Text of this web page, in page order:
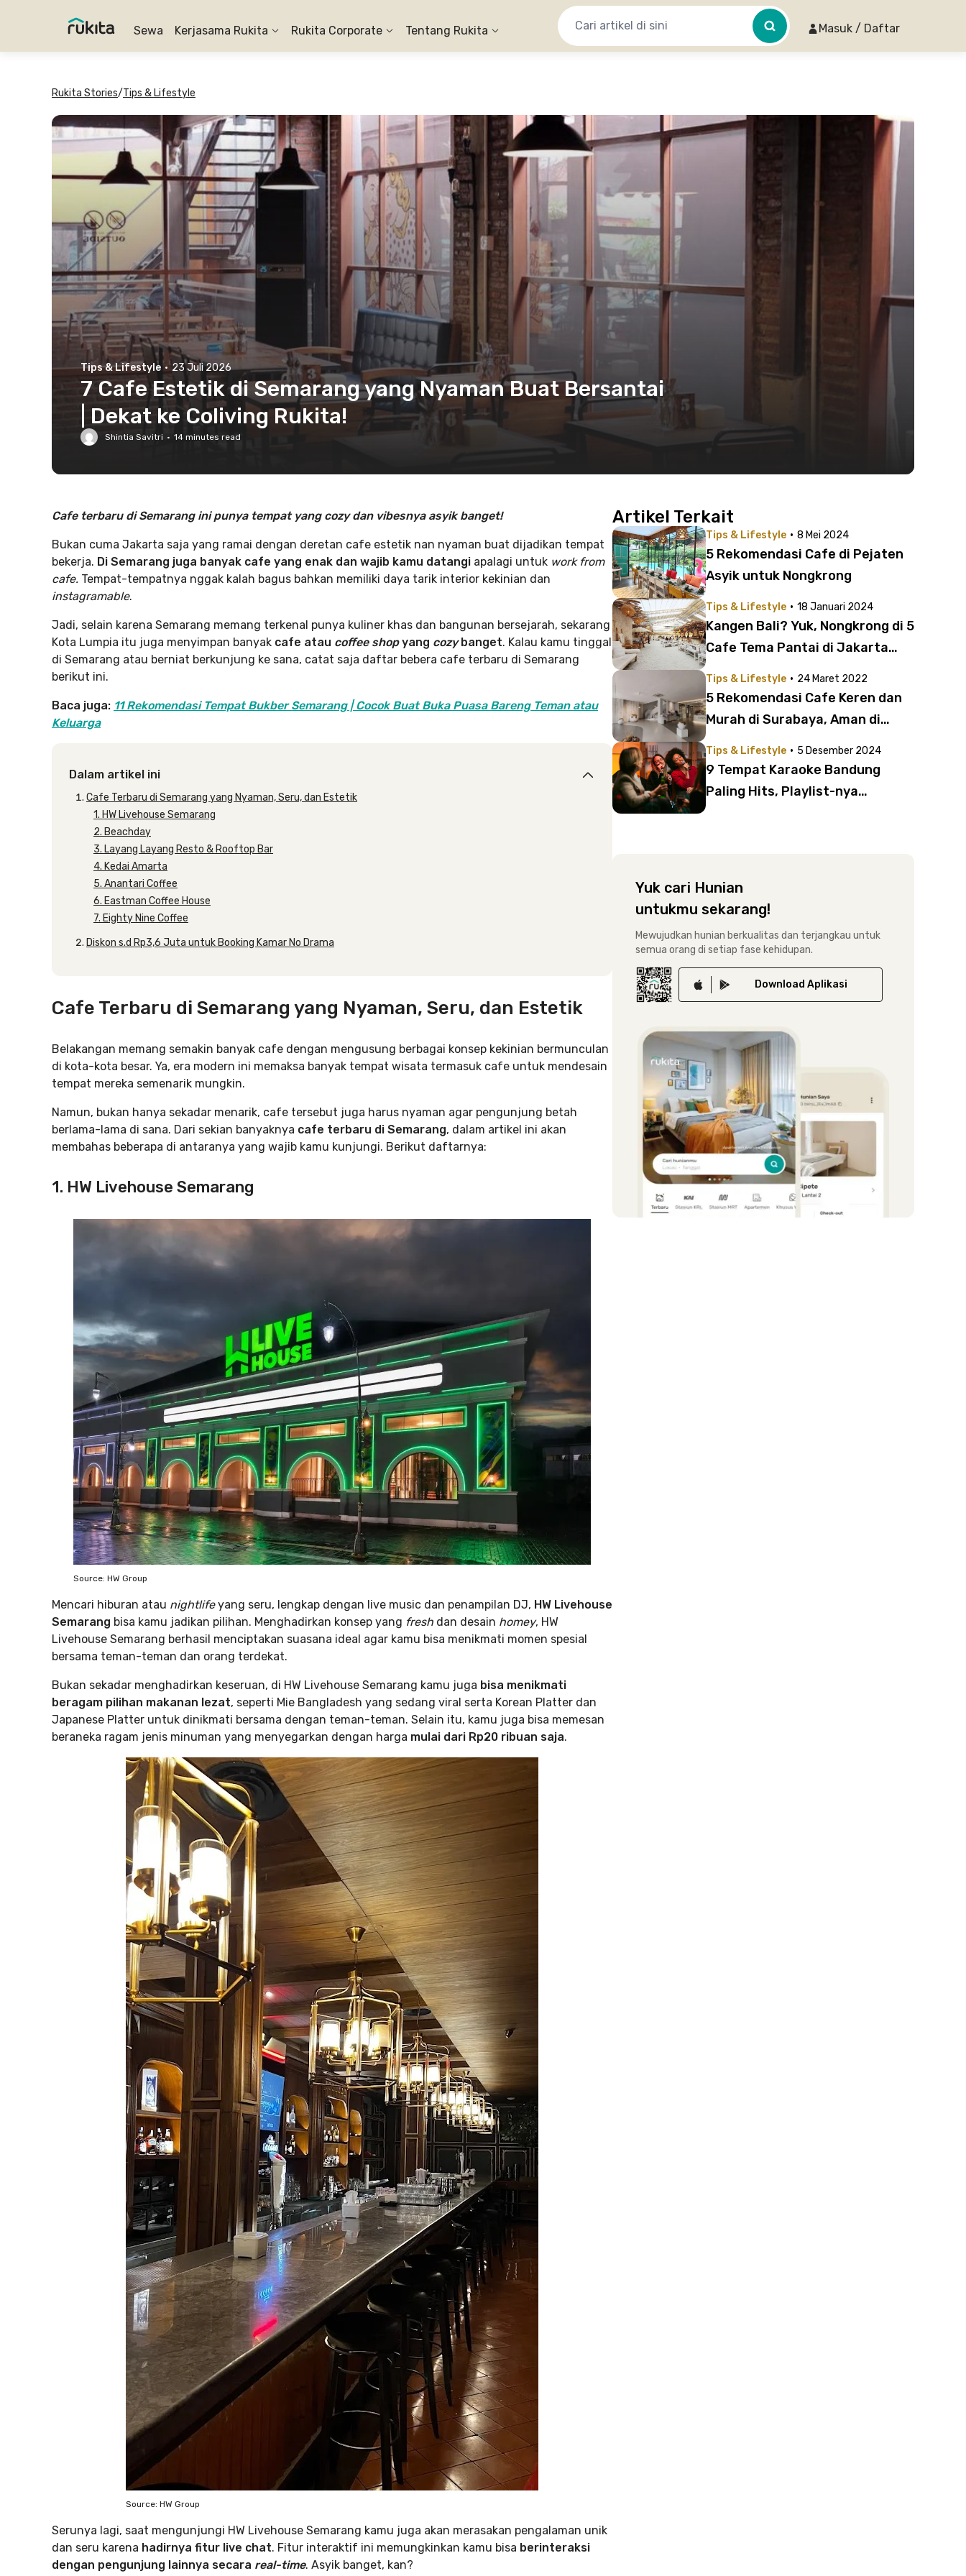
Sewa Kerjasama Rukita Rukita Corporate Tentang Rukita Masuk / Daftar
Rukita Stories/Tips & Lifestyle
Tips & Lifestyle · 23 Juli 2026
7 Cafe Estetik di Semarang yang Nyaman Buat Bersantai
| Dekat ke Coliving Rukita!
Shintia Savitri · 14 minutes read
Cafe terbaru di Semarang ini punya tempat yang cozy dan vibesnya asyik banget!
Bukan cuma Jakarta saja yang ramai dengan deretan cafe estetik nan nyaman buat dijadikan tempat
bekerja. Di Semarang juga banyak cafe yang enak dan wajib kamu datangi apalagi untuk work from
cafe. Tempat-tempatnya nggak kalah bagus bahkan memiliki daya tarik interior kekinian dan
instagramable.
Jadi, selain karena Semarang memang terkenal punya kuliner khas dan bangunan bersejarah, sekarang
Kota Lumpia itu juga menyimpan banyak cafe atau coffee shopyang cozybanget. Kalau kamu tinggal
di Semarang atau berniat berkunjung ke sana, catat saja daftar bebera cafe terbaru di Semarang
berikut ini.
Baca juga: 11 Rekomendasi Tempat Bukber Semarang | Cocok Buat Buka Puasa Bareng Teman atau
Keluarga
Dalam artikel ini
Cafe Terbaru di Semarang yang Nyaman, Seru, dan Estetik
1. HW Livehouse Semarang
2. Beachday
3. Layang Layang Resto & Rooftop Bar
4. Kedai Amarta
5. Anantari Coffee
6. Eastman Coffee House
7. Eighty Nine Coffee
Diskon s.d Rp3,6 Juta untuk Booking Kamar No Drama
Cafe Terbaru di Semarang yang Nyaman, Seru, dan Estetik
Belakangan memang semakin banyak cafe dengan mengusung berbagai konsep kekinian bermunculan
di kota-kota besar. Ya, era modern ini memaksa banyak tempat wisata termasuk cafe untuk mendesain
tempat mereka semenarik mungkin.
Namun, bukan hanya sekadar menarik, cafe tersebut juga harus nyaman agar pengunjung betah
berlama-lama di sana. Dari sekian banyaknya cafe terbaru di Semarang, dalam artikel ini akan
membahas beberapa di antaranya yang wajib kamu kunjungi. Berikut daftarnya:
1. HW Livehouse Semarang
Source: HW Group
Mencari hiburan atau nightlifeyang seru, lengkap dengan live music dan penampilan DJ, HW Livehouse
Semarang bisa kamu jadikan pilihan. Menghadirkan konsep yang fresh dan desain homey, HW
Livehouse Semarang berhasil menciptakan suasana ideal agar kamu bisa menikmati momen spesial
bersama teman-teman dan orang terdekat.
Bukan sekadar menghadirkan keseruan, di HW Livehouse Semarang kamu juga bisa menikmati
beragam pilihan makanan lezat, seperti Mie Bangladesh yang sedang viral serta Korean Platter dan
Japanese Platter untuk dinikmati bersama dengan teman-teman. Selain itu, kamu juga bisa memesan
beraneka ragam jenis minuman yang menyegarkan dengan harga mulai dari Rp20 ribuan saja.
Source: HW Group
Serunya lagi, saat mengunjungi HW Livehouse Semarang kamu juga akan merasakan pengalaman unik
dan seru karena hadirnya fitur live chat. Fitur interaktif ini memungkinkan kamu bisa berinteraksi
dengan pengunjung lainnya secara real-time. Asyik banget, kan?
Artikel Terkait
Tips & Lifestyle · 8 Mei 2024
5 Rekomendasi Cafe di Pejaten
Asyik untuk Nongkrong
Tips & Lifestyle · 18 Januari 2024
Kangen Bali? Yuk, Nongkrong di 5
Cafe Tema Pantai di Jakarta
Tips & Lifestyle · 24 Maret 2022
5 Rekomendasi Cafe Keren dan
Murah di Surabaya, Aman di
Tips & Lifestyle · 5 Desember 2024
9 Tempat Karaoke Bandung
Paling Hits, Playlist-nya
Yuk cari Hunian
untukmu sekarang!
Mewujudkan hunian berkualitas dan terjangkau untuk
semua orang di setiap fase kehidupan.
Download Aplikasi